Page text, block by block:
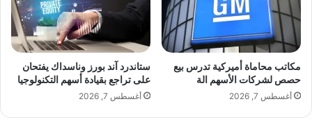
اقرأ أيضًا: مركز دراسات بريطاني يدعو
لرفع ضريبة الدخل إلى 52%
• الألحان: مهدي مزين
ت
ق
ر
ة
إ
ل
ى
ا
ل
ن
ش
ط
ة
مكاتب محاماة أميركية تدرس بيع
حصص لشركات الأسهم الة
أغسطس 7, 2026
ستاندرد آند بورز وناسداك يفتحان
على تراجع بقيادة أسهم التكنولوجيا
أغسطس 7, 2026